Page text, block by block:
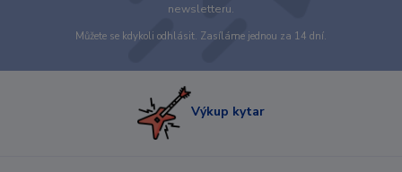
newsletteru.
Můžete se kdykoli odhlásit. Zasíláme jednou za 14 dní.
Výkup kytar